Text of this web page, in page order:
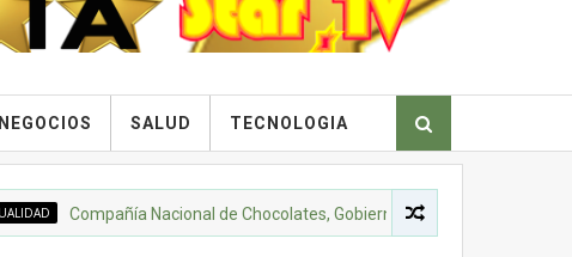
NEGOCIOS SALUD TECNOLOGIA
Compañía Nacional de Chocolates, Gobierno Nacional de Colombia y